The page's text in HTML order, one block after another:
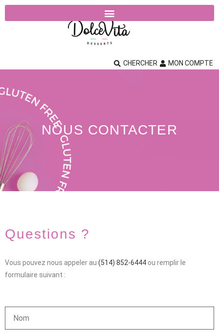
CHERCHER MON COMPTE
NOUS CONTACTER
Questions ?
Vous pouvez nous appeler au (514) 852-6444 ou remplir le
formulaire suivant :